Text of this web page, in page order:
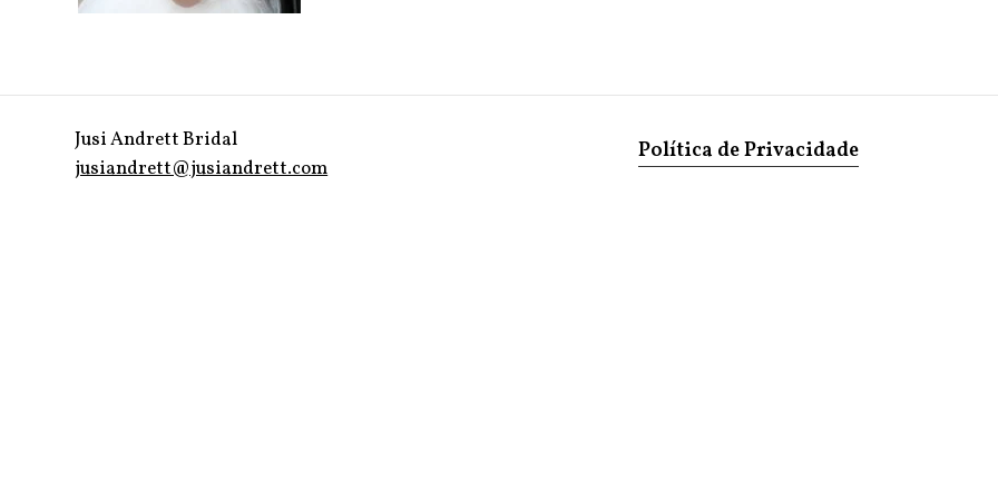
Jusi Andrett Bridal
jusiandrett@jusiandrett.com
Política de Privacidade